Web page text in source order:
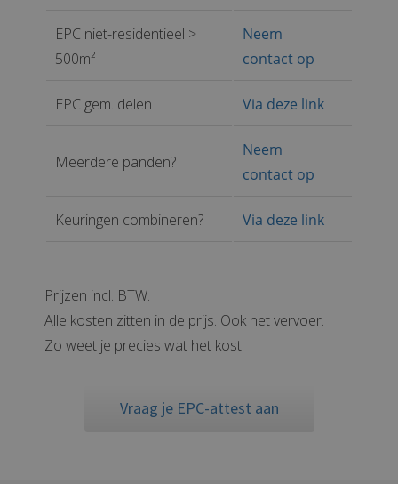
EPC niet-residentieel >
500m²
Neem
contact op
EPC gem. delen Via deze link
Meerdere panden?
Neem
contact op
Keuringen combineren? Via deze link
Prijzen incl. BTW.
Alle kosten zitten in de prijs. Ook het vervoer.
Zo weet je precies wat het kost.
Vraag je EPC-attest aan